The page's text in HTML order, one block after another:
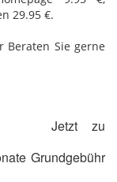
29.95 €.
Beraten Sie gerne
Jetzt zu
Grundgebühr